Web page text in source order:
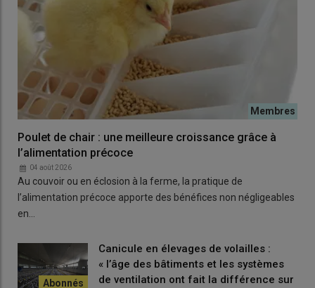
Poulet de chair : une meilleure croissance grâce à
l’alimentation précoce
04 août 2026
Au couvoir ou en éclosion à la ferme, la pratique de
l’alimentation précoce apporte des bénéfices non négligeables
en…
Canicule en élevages de volailles :
« l’âge des bâtiments et les systèmes
de ventilation ont fait la différence sur